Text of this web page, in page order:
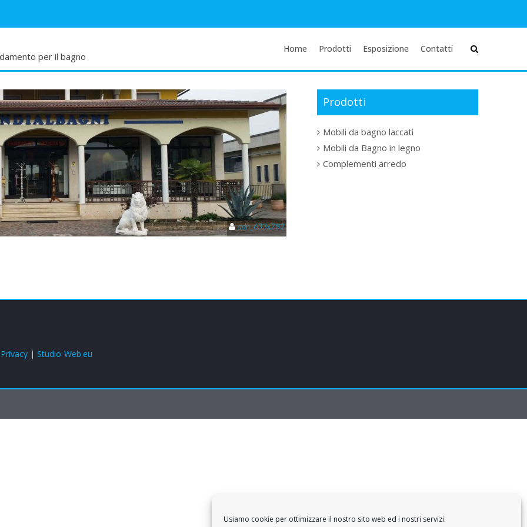
Usiamo cookie per ottimizzare il nostro sito web ed i nostri servizi.
per il bagno
Home Prodotti Esposizione Contatti
adn_633x782
Prodotti
Mobili da bagno laccati
Mobili da Bagno in legno
Complementi arredo
Privacy | Studio-Web.eu